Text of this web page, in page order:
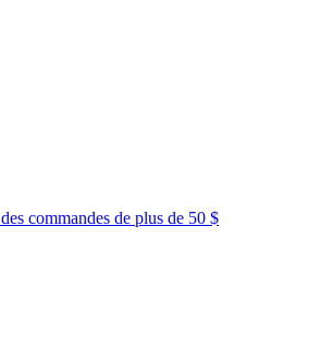
des commandes de plus de 50 $